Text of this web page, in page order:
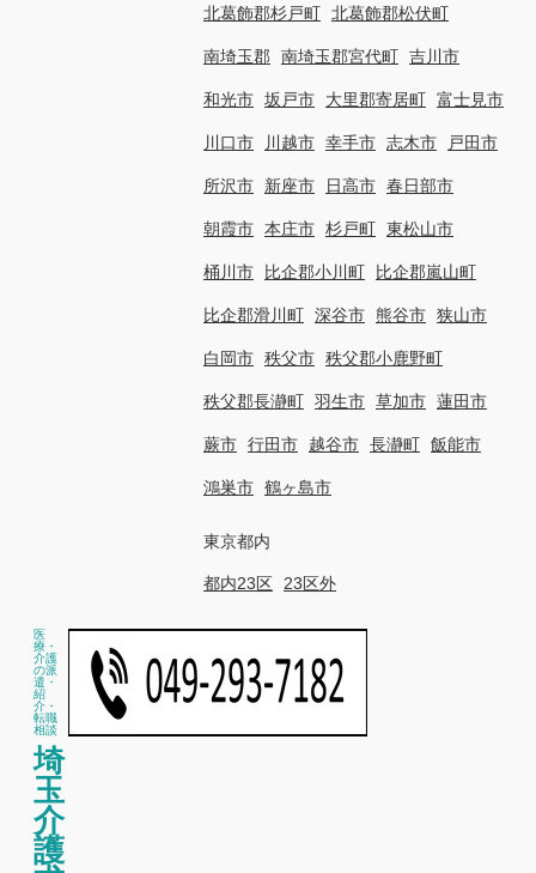
北葛飾郡杉戸町 北葛飾郡松伏町
南埼玉郡 南埼玉郡宮代町 吉川市
和光市 坂戸市 大里郡寄居町 富士見市
川口市 川越市 幸手市 志木市 戸田市
所沢市 新座市 日高市 春日部市
朝霞市 本庄市 杉戸町 東松山市
桶川市 比企郡小川町 比企郡嵐山町
比企郡滑川町 深谷市 熊谷市 狭山市
白岡市 秩父市 秩父郡小鹿野町
秩父郡長瀞町 羽生市 草加市 蓮田市
蕨市 行田市 越谷市 長瀞町 飯能市
鴻巣市 鶴ヶ島市
東京都内
都内23区 23区外
医
療・
介護
の派
遣・
紹
介・
転職
相談
埼
玉
介
護